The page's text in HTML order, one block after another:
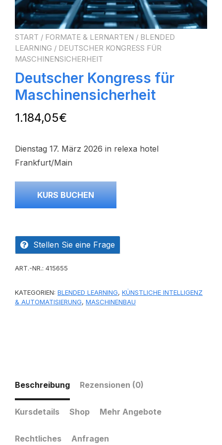
START / FORMATE & LERNARTEN / BLENDED
LEARNING / DEUTSCHER KONGRESS FÜR
MASCHINENSICHERHEIT
Deutscher Kongress für
Maschinensicherheit
1.184,05€
Dienstag 17. März 2026 in relexa hotel
Frankfurt/Main
KURS BUCHEN
Stellen Sie eine Frage
ART.-NR.: 415655
KATEGORIEN: BLENDED LEARNING, KÜNSTLICHE INTELLIGENZ
& AUTOMATISIERUNG, MASCHINENBAU
Beschreibung Rezensionen (0)
Kursdetails Shop Mehr Angebote
Rechtliches Anfragen